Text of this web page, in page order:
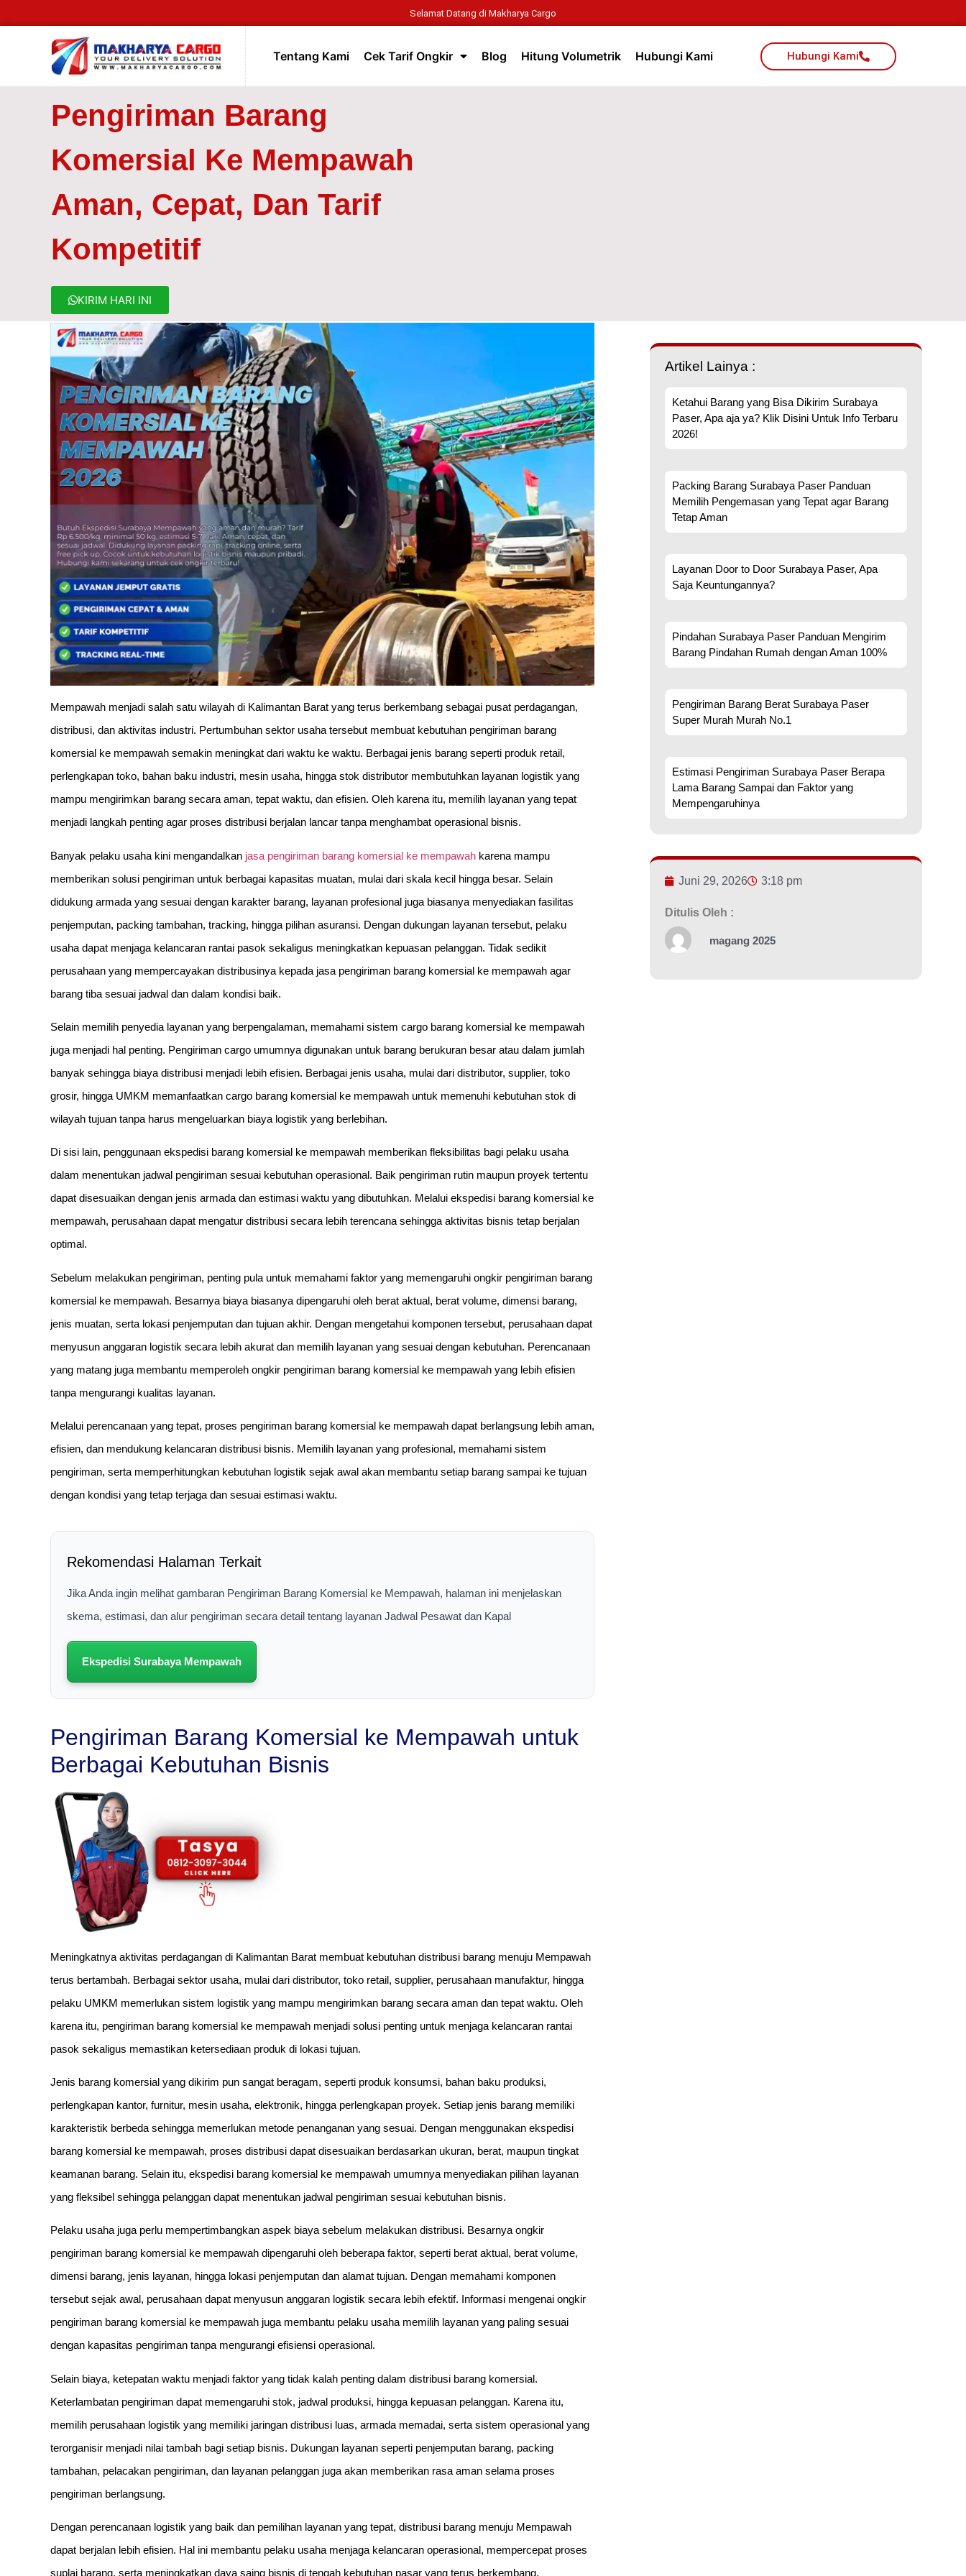
Selamat Datang di Makharya Cargo
Tentang Kami Cek Tarif Ongkir Blog Hitung Volumetrik Hubungi Kami Hubungi Kami
Pengiriman Barang
Komersial Ke Mempawah
Aman, Cepat, Dan Tarif
Kompetitif
KIRIM HARI INI
Mempawah menjadi salah satu wilayah di Kalimantan Barat yang terus berkembang sebagai pusat perdagangan,
distribusi, dan aktivitas industri. Pertumbuhan sektor usaha tersebut membuat kebutuhan pengiriman barang
komersial ke mempawah semakin meningkat dari waktu ke waktu. Berbagai jenis barang seperti produk retail,
perlengkapan toko, bahan baku industri, mesin usaha, hingga stok distributor membutuhkan layanan logistik yang
mampu mengirimkan barang secara aman, tepat waktu, dan efisien. Oleh karena itu, memilih layanan yang tepat
menjadi langkah penting agar proses distribusi berjalan lancar tanpa menghambat operasional bisnis.
Banyak pelaku usaha kini mengandalkan jasa pengiriman barang komersial ke mempawah karena mampu
memberikan solusi pengiriman untuk berbagai kapasitas muatan, mulai dari skala kecil hingga besar. Selain
didukung armada yang sesuai dengan karakter barang, layanan profesional juga biasanya menyediakan fasilitas
penjemputan, packing tambahan, tracking, hingga pilihan asuransi. Dengan dukungan layanan tersebut, pelaku
usaha dapat menjaga kelancaran rantai pasok sekaligus meningkatkan kepuasan pelanggan. Tidak sedikit
perusahaan yang mempercayakan distribusinya kepada jasa pengiriman barang komersial ke mempawah agar
barang tiba sesuai jadwal dan dalam kondisi baik.
Selain memilih penyedia layanan yang berpengalaman, memahami sistem cargo barang komersial ke mempawah
juga menjadi hal penting. Pengiriman cargo umumnya digunakan untuk barang berukuran besar atau dalam jumlah
banyak sehingga biaya distribusi menjadi lebih efisien. Berbagai jenis usaha, mulai dari distributor, supplier, toko
grosir, hingga UMKM memanfaatkan cargo barang komersial ke mempawah untuk memenuhi kebutuhan stok di
wilayah tujuan tanpa harus mengeluarkan biaya logistik yang berlebihan.
Di sisi lain, penggunaan ekspedisi barang komersial ke mempawah memberikan fleksibilitas bagi pelaku usaha
dalam menentukan jadwal pengiriman sesuai kebutuhan operasional. Baik pengiriman rutin maupun proyek tertentu
dapat disesuaikan dengan jenis armada dan estimasi waktu yang dibutuhkan. Melalui ekspedisi barang komersial ke
mempawah, perusahaan dapat mengatur distribusi secara lebih terencana sehingga aktivitas bisnis tetap berjalan
optimal.
Sebelum melakukan pengiriman, penting pula untuk memahami faktor yang memengaruhi ongkir pengiriman barang
komersial ke mempawah. Besarnya biaya biasanya dipengaruhi oleh berat aktual, berat volume, dimensi barang,
jenis muatan, serta lokasi penjemputan dan tujuan akhir. Dengan mengetahui komponen tersebut, perusahaan dapat
menyusun anggaran logistik secara lebih akurat dan memilih layanan yang sesuai dengan kebutuhan. Perencanaan
yang matang juga membantu memperoleh ongkir pengiriman barang komersial ke mempawah yang lebih efisien
tanpa mengurangi kualitas layanan.
Melalui perencanaan yang tepat, proses pengiriman barang komersial ke mempawah dapat berlangsung lebih aman,
efisien, dan mendukung kelancaran distribusi bisnis. Memilih layanan yang profesional, memahami sistem
pengiriman, serta memperhitungkan kebutuhan logistik sejak awal akan membantu setiap barang sampai ke tujuan
dengan kondisi yang tetap terjaga dan sesuai estimasi waktu.
Rekomendasi Halaman Terkait
Jika Anda ingin melihat gambaran Pengiriman Barang Komersial ke Mempawah, halaman ini menjelaskan
skema, estimasi, dan alur pengiriman secara detail tentang layanan Jadwal Pesawat dan Kapal
Ekspedisi Surabaya Mempawah
Pengiriman Barang Komersial ke Mempawah untuk
Berbagai Kebutuhan Bisnis
Meningkatnya aktivitas perdagangan di Kalimantan Barat membuat kebutuhan distribusi barang menuju Mempawah
terus bertambah. Berbagai sektor usaha, mulai dari distributor, toko retail, supplier, perusahaan manufaktur, hingga
pelaku UMKM memerlukan sistem logistik yang mampu mengirimkan barang secara aman dan tepat waktu. Oleh
karena itu, pengiriman barang komersial ke mempawah menjadi solusi penting untuk menjaga kelancaran rantai
pasok sekaligus memastikan ketersediaan produk di lokasi tujuan.
Jenis barang komersial yang dikirim pun sangat beragam, seperti produk konsumsi, bahan baku produksi,
perlengkapan kantor, furnitur, mesin usaha, elektronik, hingga perlengkapan proyek. Setiap jenis barang memiliki
karakteristik berbeda sehingga memerlukan metode penanganan yang sesuai. Dengan menggunakan ekspedisi
barang komersial ke mempawah, proses distribusi dapat disesuaikan berdasarkan ukuran, berat, maupun tingkat
keamanan barang. Selain itu, ekspedisi barang komersial ke mempawah umumnya menyediakan pilihan layanan
yang fleksibel sehingga pelanggan dapat menentukan jadwal pengiriman sesuai kebutuhan bisnis.
Pelaku usaha juga perlu mempertimbangkan aspek biaya sebelum melakukan distribusi. Besarnya ongkir
pengiriman barang komersial ke mempawah dipengaruhi oleh beberapa faktor, seperti berat aktual, berat volume,
dimensi barang, jenis layanan, hingga lokasi penjemputan dan alamat tujuan. Dengan memahami komponen
tersebut sejak awal, perusahaan dapat menyusun anggaran logistik secara lebih efektif. Informasi mengenai ongkir
pengiriman barang komersial ke mempawah juga membantu pelaku usaha memilih layanan yang paling sesuai
dengan kapasitas pengiriman tanpa mengurangi efisiensi operasional.
Selain biaya, ketepatan waktu menjadi faktor yang tidak kalah penting dalam distribusi barang komersial.
Keterlambatan pengiriman dapat memengaruhi stok, jadwal produksi, hingga kepuasan pelanggan. Karena itu,
memilih perusahaan logistik yang memiliki jaringan distribusi luas, armada memadai, serta sistem operasional yang
terorganisir menjadi nilai tambah bagi setiap bisnis. Dukungan layanan seperti penjemputan barang, packing
tambahan, pelacakan pengiriman, dan layanan pelanggan juga akan memberikan rasa aman selama proses
pengiriman berlangsung.
Dengan perencanaan logistik yang baik dan pemilihan layanan yang tepat, distribusi barang menuju Mempawah
dapat berjalan lebih efisien. Hal ini membantu pelaku usaha menjaga kelancaran operasional, mempercepat proses
suplai barang, serta meningkatkan daya saing bisnis di tengah kebutuhan pasar yang terus berkembang.
Artikel Lainya :
Ketahui Barang yang Bisa Dikirim Surabaya
Paser, Apa aja ya? Klik Disini Untuk Info Terbaru
2026!
Packing Barang Surabaya Paser Panduan
Memilih Pengemasan yang Tepat agar Barang
Tetap Aman
Layanan Door to Door Surabaya Paser, Apa
Saja Keuntungannya?
Pindahan Surabaya Paser Panduan Mengirim
Barang Pindahan Rumah dengan Aman 100%
Pengiriman Barang Berat Surabaya Paser
Super Murah Murah No.1
Estimasi Pengiriman Surabaya Paser Berapa
Lama Barang Sampai dan Faktor yang
Mempengaruhinya
Juni 29, 2026 3:18 pm
Ditulis Oleh :
magang 2025